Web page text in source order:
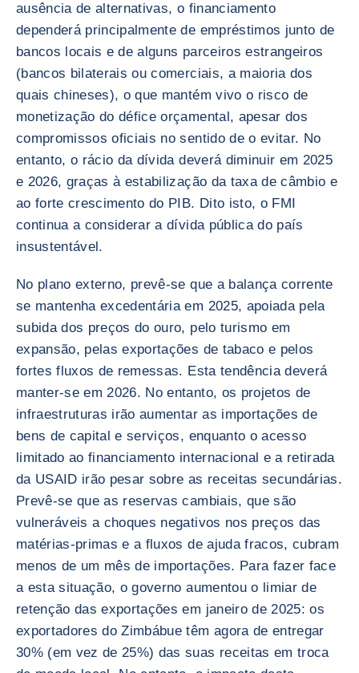
ausência de alternativas, o financiamento
dependerá principalmente de empréstimos junto de
bancos locais e de alguns parceiros estrangeiros
(bancos bilaterais ou comerciais, a maioria dos
quais chineses), o que mantém vivo o risco de
monetização do défice orçamental, apesar dos
compromissos oficiais no sentido de o evitar. No
entanto, o rácio da dívida deverá diminuir em 2025
e 2026, graças à estabilização da taxa de câmbio e
ao forte crescimento do PIB. Dito isto, o FMI
continua a considerar a dívida pública do país
insustentável.
No plano externo, prevê-se que a balança corrente
se mantenha excedentária em 2025, apoiada pela
subida dos preços do ouro, pelo turismo em
expansão, pelas exportações de tabaco e pelos
fortes fluxos de remessas. Esta tendência deverá
manter-se em 2026. No entanto, os projetos de
infraestruturas irão aumentar as importações de
bens de capital e serviços, enquanto o acesso
limitado ao financiamento internacional e a retirada
da USAID irão pesar sobre as receitas secundárias.
Prevê-se que as reservas cambiais, que são
vulneráveis a choques negativos nos preços das
matérias-primas e a fluxos de ajuda fracos, cubram
menos de um mês de importações. Para fazer face
a esta situação, o governo aumentou o limiar de
retenção das exportações em janeiro de 2025: os
exportadores do Zimbábue têm agora de entregar
30% (em vez de 25%) das suas receitas em troca